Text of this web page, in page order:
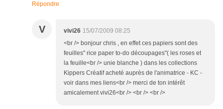
Répondre
V vivi26 15/07/2009 08:25
<br /> bonjour chris , en effet ces papiers sont des
feuilles'' rice paper to-do découpages''( les roses et
la feuille<br /> unie blanche ) dans les collections
Kippers Créatif acheté auprès de l'animatrice - KC -
voir dans mes liens<br /> merci de ton intérêt
amicalement vivi26<br /> <br /> <br />